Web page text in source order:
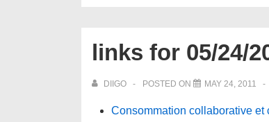
links for 05/24/
DIIGO POSTED ON MAY 24, 2011
Consommation collaborative